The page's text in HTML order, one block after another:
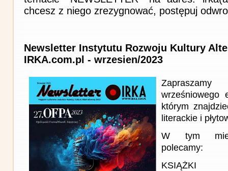
chcesz z niego zrezygnować, postępuj
Newsletter Instytutu Rozwoju Kultury
IRKA.com.pl - wrzesien/2023
wrześniowego
którym
literackie i
W tym
polecamy:
KSIĄŻKI